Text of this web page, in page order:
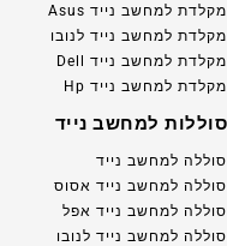
מקלדת למחשב נייד Asus
מקלדת למחשב נייד לנובו
מקלדת למחשב נייד Dell
מקלדת למחשב נייד Hp
סוללות למחשב נייד
סוללה למחשב נייד
סוללה למחשב נייד אסוס
סוללה למחשב נייד אפל
סוללה למחשב נייד לנובו